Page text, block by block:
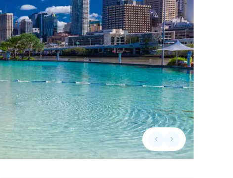
keyboard_arrow_leftPrevious slide
keyboard_arrow_rightNext slide